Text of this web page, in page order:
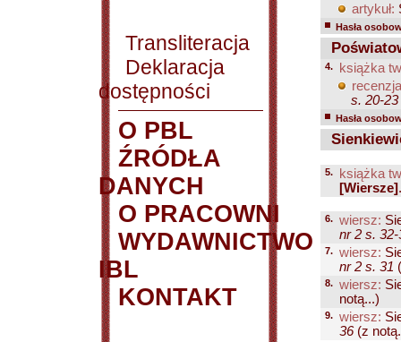
Transliteracja
Deklaracja
dostępności
O PBL
ŹRÓDŁA
DANYCH
O PRACOWNI
WYDAWNICTWO
IBL
KONTAKT
artykuł:
Hasła
4.
książka
s. 20-23
Hasła
5.
książka
[Wiersze]
6. wiersz:
nr 2 s. 32-
7. wiersz:
nr 2 s. 31
8. wiersz:
notą...)
9. wiersz:
36(z